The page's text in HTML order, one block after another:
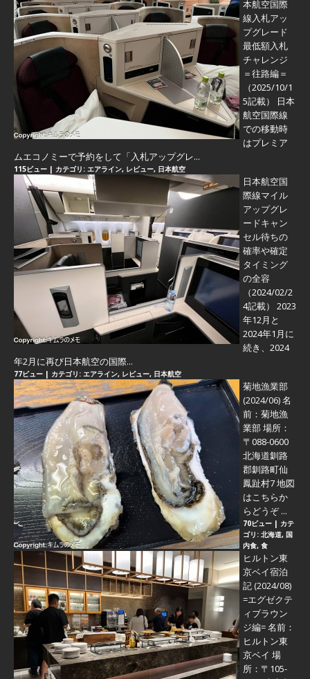
本航空国際
線入札アッ
プグレード
最低額入札
チャレンジ
＝往路編＝
（2025/10/1
5記載） 日本
航空国際線
での移動時
はプレミア
ムエコノミーで予約をして「入札アップグレ...
115ビュー | カテゴリ: エアライン, レビュー, 日本航空
日本航空国
際線マイル
アップグレ
ードキャン
セル待ちの
確率や確定
タイミング
の全容
（2024/02/2
4記載） 2023
年12月と
2024年1月に
続き、2024
年2月に再び日本航空の国際...
77ビュー | カテゴリ: エアライン, レビュー, 日本航空
菊地漁業部
(2024/06)名
前：菊地漁
業部 場所：
〒088-0600
北海道釧路
郡釧路町仙
鳳趾村7 地図
はこちらか
らどうぞ ...
70ビュー | カテ
ゴリ: 北海道, 国
内食, 食
ヒルトン東
京ベイ宿泊
記 (2024/08)
=エグゼクテ
ィブラウン
ジ編=名前：
ヒルトン東
京ベイ 場
所：〒105-